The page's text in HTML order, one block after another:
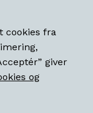
cookies fra
giver
og